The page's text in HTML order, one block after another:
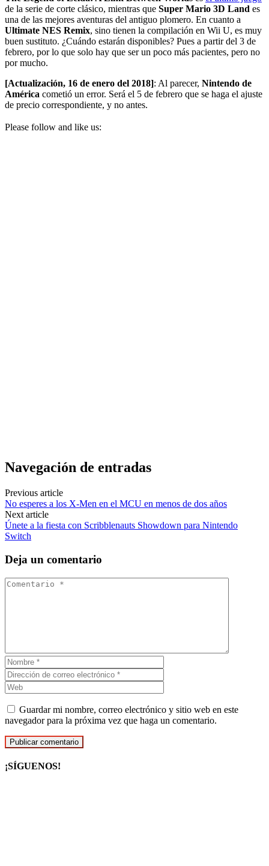
de la serie de corte clásico, mientras que Super Mario 3D Land es
una de las mejores aventuras del antiguo plomero. En cuanto a
Ultimate NES Remix, sino tienen la compilación en Wii U, es muy
buen sustituto. ¿Cuándo estarán disponibles? Pues a partir del 3 de
febrero, por lo que solo hay que ser un poco más pacientes, pero no
por mucho.
[Actualización, 16 de enero del 2018]: Al parecer, Nintendo de
América cometió un error. Será el 5 de febrero que se haga el ajuste
de precio correspondiente, y no antes.
Please follow and like us:
Navegación de entradas
Previous article
No esperes a los X-Men en el MCU en menos de dos años
Next article
Únete a la fiesta con Scribblenauts Showdown para Nintendo
Switch
Deja un comentario
Guardar mi nombre, correo electrónico y sitio web en este
navegador para la próxima vez que haga un comentario.
¡SÍGUENOS!